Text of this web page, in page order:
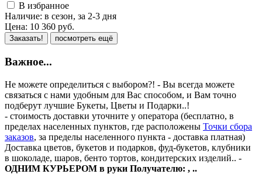
В избранное
Наличие: в сезон, за 2-3 дня
Цена: 10 360 руб.
Заказать! посмотреть ещё
Важное...
Не можете определиться с выбором?! - Вы всегда можете
связаться с нами удобным для Вас способом, и Вам точно
подберут лучшие Букеты, Цветы и Подарки..!
- стоимость доставки уточните у оператора (бесплатно, в
пределах населенных пунктов, где расположены Точки сбора
заказов, за пределы населенного пункта - доставка платная)
Доставка цветов, букетов и подарков, фуд-букетов, клубники
в шоколаде, шаров, бенто тортов, кондитерских изделий.. -
ОДНИМ КУРЬЕРОМ в руки Получателю: , ..